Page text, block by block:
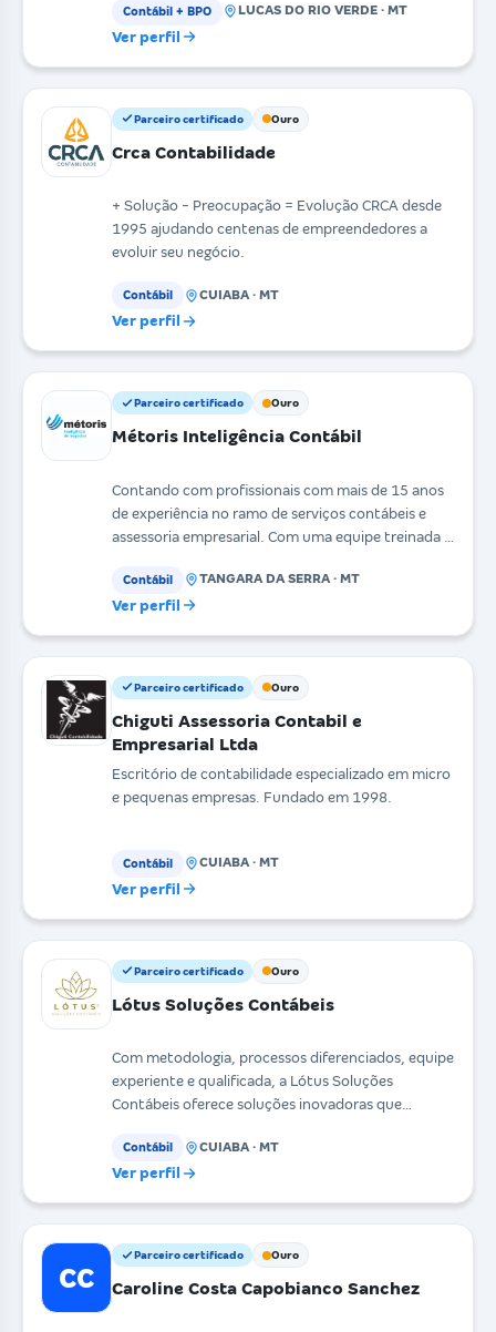
Contábil + BPO LUCAS DO RIO VERDE · MT
Ver perfil
Parceiro certificado Ouro
Crca Contabilidade
+ Solução - Preocupação = Evolução CRCA desde
1995 ajudando centenas de empreendedores a
evoluir seu negócio.
Contábil CUIABA · MT
Ver perfil
Parceiro certificado Ouro
Métoris Inteligência Contábil
Contando com profissionais com mais de 15 anos
de experiência no ramo de serviços contábeis e
assessoria empresarial. Com uma equipe treinada e
Contábil TANGARA DA SERRA · MT
Ver perfil
Parceiro certificado Ouro
Chiguti Assessoria Contabil e
Empresarial Ltda
Escritório de contabilidade especializado em micro
e pequenas empresas. Fundado em 1998.
Contábil CUIABA · MT
Ver perfil
Parceiro certificado Ouro
Lótus Soluções Contábeis
Com metodologia, processos diferenciados, equipe
experiente e qualificada, a Lótus Soluções
Contábeis oferece soluções inovadoras que
Contábil CUIABA · MT
Ver perfil
CC
Parceiro certificado Ouro
Caroline Costa Capobianco Sanchez